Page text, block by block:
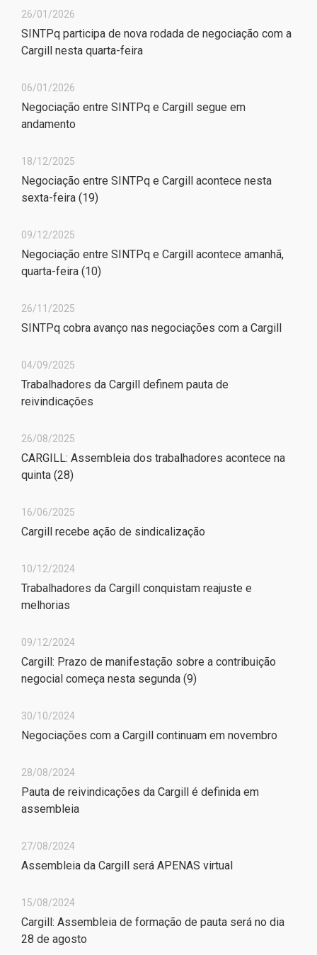
26/01/2026
SINTPq participa de nova rodada de negociação com a
Cargill nesta quarta-feira
06/01/2026
Negociação entre SINTPq e Cargill segue em
andamento
18/12/2025
Negociação entre SINTPq e Cargill acontece nesta
sexta-feira (19)
09/12/2025
Negociação entre SINTPq e Cargill acontece amanhã,
quarta-feira (10)
26/11/2025
SINTPq cobra avanço nas negociações com a Cargill
04/09/2025
Trabalhadores da Cargill definem pauta de
reivindicações
26/08/2025
CARGILL: Assembleia dos trabalhadores acontece na
quinta (28)
16/06/2025
Cargill recebe ação de sindicalização
10/12/2024
Trabalhadores da Cargill conquistam reajuste e
melhorias
09/12/2024
Cargill: Prazo de manifestação sobre a contribuição
negocial começa nesta segunda (9)
30/10/2024
Negociações com a Cargill continuam em novembro
28/08/2024
Pauta de reivindicações da Cargill é definida em
assembleia
27/08/2024
Assembleia da Cargill será APENAS virtual
15/08/2024
Cargill: Assembleia de formação de pauta será no dia
28 de agosto